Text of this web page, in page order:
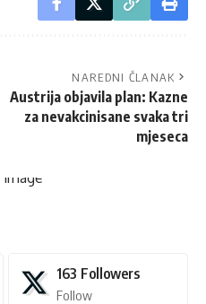
NAREDNI ČLANAK
Austrija objavila plan: Kazne
za nevakcinisane svaka tri
mjeseca
163 Followers
Follow